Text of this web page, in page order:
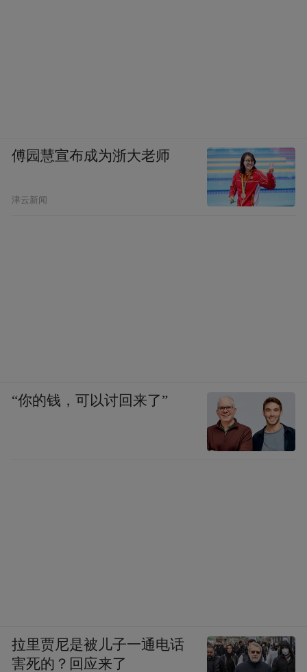
傅园慧宣布成为浙大老师
津云新闻
“你的钱，可以讨回来了”
拉里贾尼是被儿子一通电话
害死的？回应来了